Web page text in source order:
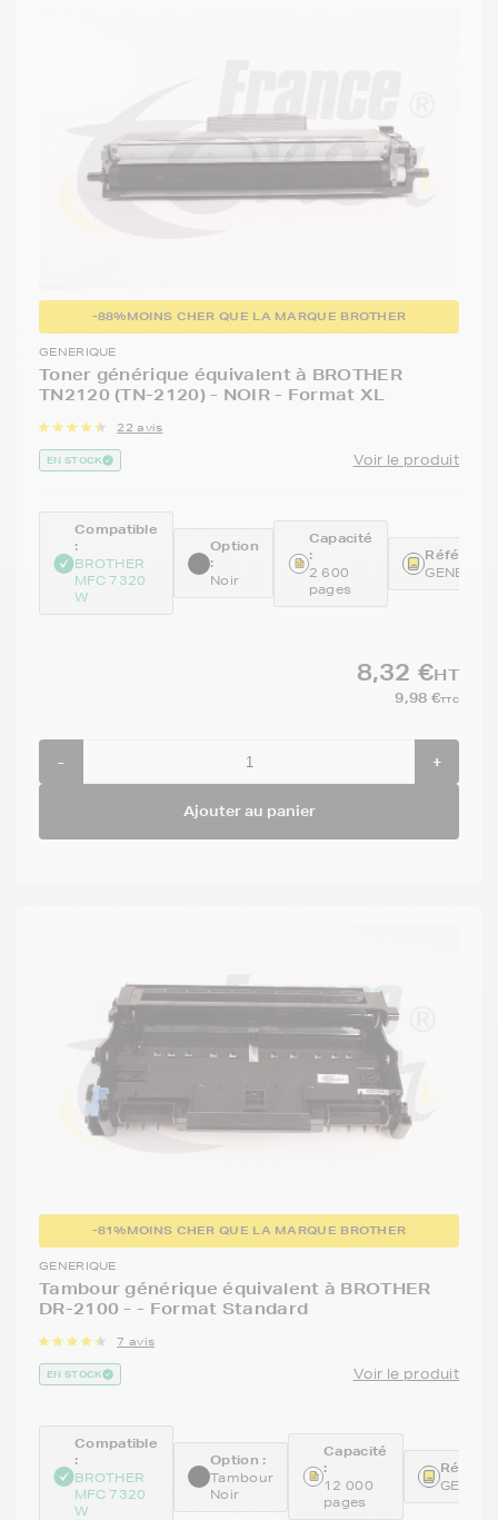
-88%MOINS CHER QUE LA MARQUE BROTHER
GENERIQUE
Toner générique équivalent à BROTHER
TN2120 (TN-2120) - NOIR - Format XL
22 avis
EN STOCK Voir le produit
Compatible
:
BROTHER
MFC 7320
W
Option
:
Noir
Capacité
:
2 600
pages
8,32 €HT
9,98 €TTC
- +
Ajouter au panier
-81%MOINS CHER QUE LA MARQUE BROTHER
GENERIQUE
Tambour générique équivalent à BROTHER
DR-2100 - - Format Standard
7 avis
EN STOCK Voir le produit
Compatible
:
BROTHER
MFC 7320
W
Option :
Tambour
Noir
Capacité
:
12 000
pages